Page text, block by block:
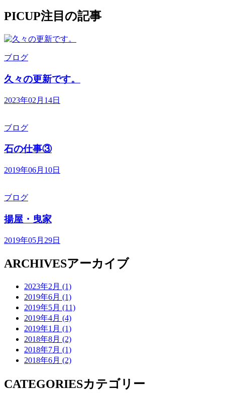
PICUP注目の記事
ブログ
久々の更新です。
2023年02月14日
ブログ
石の仕事③
2019年06月10日
ブログ
揚屋・曳家
2019年05月29日
ARCHIVESアーカイブ
2023年2月 (1)
2019年6月 (1)
2019年5月 (11)
2019年4月 (4)
2019年1月 (1)
2018年8月 (2)
2018年7月 (1)
2018年6月 (2)
CATEGORIESカテゴリー